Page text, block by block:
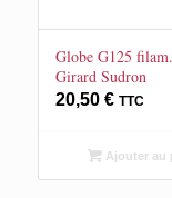
Globe G125
Girard Sudron
20,50 € TTC
Ajouter au